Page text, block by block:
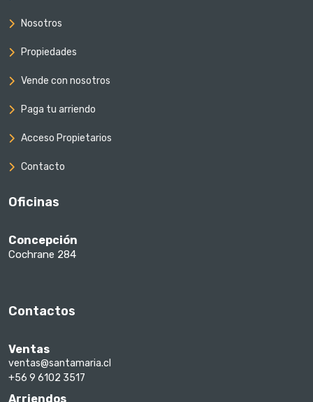
Nosotros
Propiedades
Vende con nosotros
Paga tu arriendo
Acceso Propietarios
Contacto
Oficinas
Concepción
Cochrane 284
Contactos
Ventas
ventas@santamaria.cl
+56 9 6102 3517
Arriendos